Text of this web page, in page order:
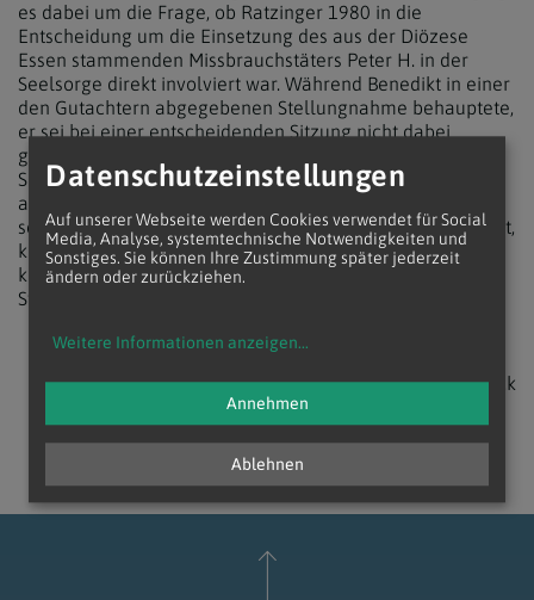
es dabei um die Frage, ob Ratzinger 1980 in die
Entscheidung um die Einsetzung des aus der Diözese
Essen stammenden Missbrauchstäters Peter H. in der
Seelsorge direkt involviert war. Während Benedikt in einer
den Gutachtern abgegebenen Stellungnahme behauptete,
er sei bei einer entscheidenden Sitzung nicht dabei
gewesen, wies die Kanzlei durch Vorlage des
Sitzungsprotokolls nach, dass der Erzbischof sehr wohl
anwesend gewesen war. Der 94-jährige Benedikt, der seit
seinem Amtsverzicht 2013 zurückgezogen im Vatikan lebt,
korrigierte daraufhin im Nachhinein seine Aussage und
kündigte an, nochmals zum Gutachten eine
Stellungnahme abgeben zu wollen.
zurück
Datenschutzeinstellungen
Auf unserer Webseite werden Cookies verwendet für Social
Media, Analyse, systemtechnische Notwendigkeiten und
Sonstiges. Sie können Ihre Zustimmung später jederzeit
ändern oder zurückziehen.
Weitere Informationen anzeigen...
Ablehnen
Annehmen